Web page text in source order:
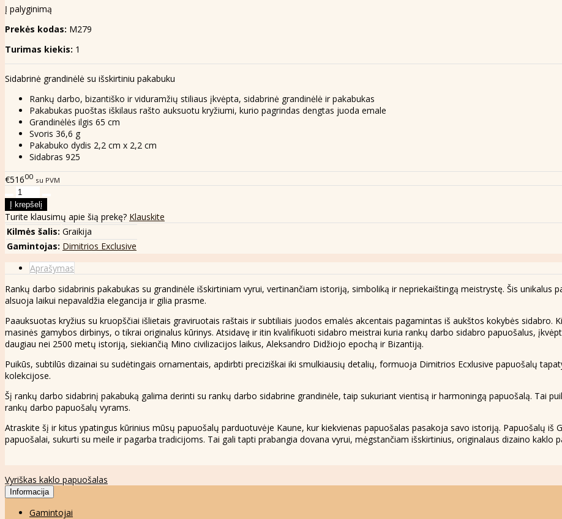
Į palyginimą
Prekės kodas: M279
Turimas kiekis: 1
Sidabrinė grandinėlė su išskirtiniu pakabuku
Rankų darbo, bizantiško ir viduramžių stiliaus įkvėpta, sidabrinė grandinėlė ir pakabukas
Pakabukas puoštas iškilaus rašto auksuotu kryžiumi, kurio pagrindas dengtas juoda emale
Grandinėlės ilgis 65 cm
Svoris 36,6 g
Pakabuko dydis 2,2 cm x 2,2 cm
Sidabras 925
€51600 su PVM
Turite klausimų apie šią prekę? Klauskite
Kilmės šalis: Graikija
Gamintojas: Dimitrios Exclusive
Aprašymas
Rankų darbo sidabrinis pakabukas su grandinėle išskirtiniam vyrui, vertinančiam istoriją, simboliką ir nepriekaištingą meistrystę. Šis
alsuoja laikui nepavaldžia elegancija ir gilia prasme.
Paauksuotas kryžius su kruopščiai išlietais graviruotais raštais ir subtiliais juodos emalės akcentais pagamintas iš aukštos kokybės sidabro.
masinės gamybos dirbinys, o tikrai originalus kūrinys. Atsidavę ir itin kvalifikuoti sidabro meistrai kuria rankų darbo sidabro papuošalus,
daugiau nei 2500 metų istoriją, siekiančią Mino civilizacijos laikus, Aleksandro Didžiojo epochą ir Bizantiją.
Puikūs, subtilūs dizainai su sudėtingais ornamentais, apdirbti preciziškai iki smulkiausių detalių, formuoja Dimitrios Ecxlusive papuošalų
kolekcijose.
Šį rankų darbo sidabrinį pakabuką galima derinti su rankų darbo sidabrine grandinėle, taip sukuriant vientisą ir harmoningą papuošalą. Tai
rankų darbo papuošalų vyrams.
Atraskite šį ir kitus ypatingus kūrinius mūsų papuošalų parduotuvėje Kaune, kur kiekvienas papuošalas pasakoja savo istoriją. Papuošalų iš
papuošalai, sukurti su meile ir pagarba tradicijoms. Tai gali tapti prabangia dovana vyrui, mėgstančiam išskirtinius, originalaus dizaino kaklo
Vyriškas kaklo papuošalas
Informacija
Gamintojai